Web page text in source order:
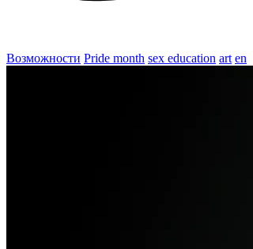
Возможности Pride month sex education art en